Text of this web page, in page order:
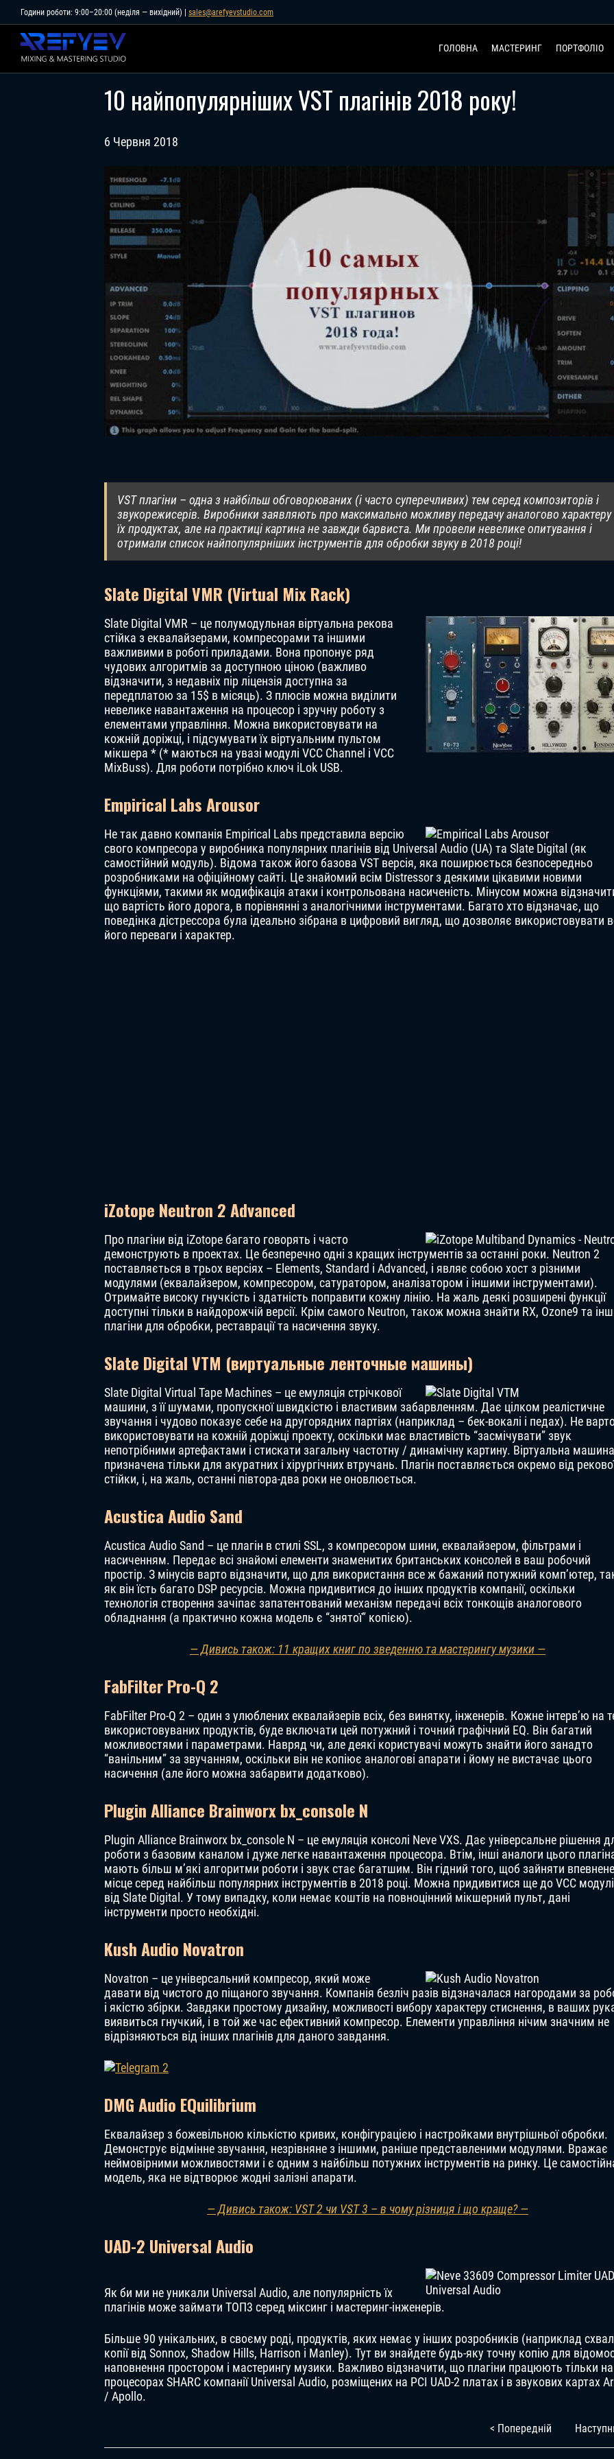
to
content
Години роботи: 9:00–20:00 (неділя — вихідний) | sales@arefyevstudio.com
ГОЛОВНА МАСТЕРИНГ ПОРТФОЛІО
10 найпопулярніших VST плагінів 2018 року!
6 Червня 2018
VST плагіни – одна з найбільш обговорюваних (і часто суперечливих) тем серед композиторів і
звукорежисерів. Виробники заявляють про максимально можливу передачу аналогово характеру
їх продуктах, але на практиці картина не завжди барвиста. Ми провели невелике опитування і
отримали список найпопулярніших інструментів для обробки звуку в 2018 році!
Slate Digital VMR (Virtual Mix Rack)
Slate Digital VMR – це полумодульная віртуальна рекова
стійка з еквалайзерами, компресорами та іншими
важливими в роботі приладами. Вона пропонує ряд
чудових алгоритмів за доступною ціною (важливо
відзначити, з недавніх пір ліцензія доступна за
передплатою за 15$ в місяць). З плюсів можна виділити
невелике навантаження на процесор і зручну роботу з
елементами управління. Можна використовувати на
кожній доріжці, і підсумувати їх віртуальним пультом
мікшера * (* маються на увазі модулі VCC Channel і VCC
MixBuss). Для роботи потрібно ключ iLok USB.
Empirical Labs Arousor
Не так давно компанія Empirical Labs представила версію
свого компресора у виробника популярних плагінів від Universal Audio (UA) та Slate Digital (як
самостійний модуль). Відома також його базова VST версія, яка поширюється безпосередньо
розробниками на офіційному сайті. Це знайомий всім Distressor з деякими цікавими новими
функціями, такими як модифікація атаки і контрольована насиченість. Мінусом можна
що вартість його дорога, в порівнянні з аналогічними інструментами. Багато хто відзначає, що
поведінка дістрессора була ідеально зібрана в цифровий вигляд, що дозволяє використовувати
його переваги і характер.
iZotope Neutron 2 Advanced
Про плагіни від iZotope багато говорять і часто
демонструють в проектах. Це безперечно одні з кращих інструментів за останні роки. Neutron 2
поставляється в трьох версіях – Elements, Standard і Advanced, і являє собою хост з різними
модулями (еквалайзером, компресором, сатуратором, аналізатором і іншими інструментами).
Отримайте високу гнучкість і здатність поправити кожну лінію. На жаль деякі розширені функції
доступні тільки в найдорожчій версії. Крім самого Neutron, також можна знайти RX, Ozone9 та
плагіни для обробки, реставрації та насичення звуку.
Slate Digital VTM (виртуальные ленточные машины)
Slate Digital Virtual Tape Machines – це емуляція стрічкової
машини, з її шумами, пропускної швидкістю і властивим забарвленням. Дає цілком реалістичне
звучання і чудово показує себе на другорядних партіях (наприклад – бек-вокалі і педах). Не
використовувати на кожній доріжці проекту, оскільки має властивість “засмічувати” звук
непотрібними артефактами і стискати загальну частотну / динамічну картину. Віртуальна машина
призначена тільки для акуратних і хірургічних втручань. Плагін поставляється окремо від
стійки, і, на жаль, останні півтора-два роки не оновлюється.
Acustica Audio Sand
Acustica Audio Sand – це плагін в стилі SSL, з компресором шини, еквалайзером, фільтрами і
насиченням. Передає всі знайомі елементи знаменитих британських консолей в ваш робочий
простір. З мінусів варто відзначити, що для використання все ж бажаний потужний комп’ютер,
як він їсть багато DSP ресурсів. Можна придивитися до інших продуктів компанії, оскільки
технологія створення зачіпає запатентований механізм передачі всіх тонкощів аналогового
обладнання (а практично кожна модель є “знятої” копією).
— Дивись також: 11 кращих книг по зведенню та мастерингу музики —
FabFilter Pro-Q 2
FabFilter Pro-Q 2 – один з улюблених еквалайзерів всіх, без винятку, інженерів. Кожне інтерв’ю на
використовуваних продуктів, буде включати цей потужний і точний графічний EQ. Він багатий
можливостями і параметрами. Навряд чи, але деякі користувачі можуть знайти його занадто
“ванільним” за звучанням, оскільки він не копіює аналогові апарати і йому не вистачає цього
насичення (але його можна забарвити додатково).
Plugin Alliance Brainworx bx_console N
Plugin Alliance Brainworx bx_console N – це емуляція консолі Neve VXS. Дає універсальне рішення
роботи з базовим каналом і дуже легке навантаження процесора. Втім, інші аналоги цього
мають більш м’які алгоритми роботи і звук стає багатшим. Він гідний того, щоб зайняти впевнене
місце серед найбільш популярних інструментів в 2018 році. Можна придивитися ще до VCC
від Slate Digital. У тому випадку, коли немає коштів на повноцінний мікшерний пульт, дані
інструменти просто необхідні.
Kush Audio Novatron
Novatron – це універсальний компресор, який може
давати від чистого до піщаного звучання. Компанія безліч разів відзначалася нагородами за
і якістю збірки. Завдяки простому дизайну, можливості вибору характеру стиснення, в ваших
виявиться гнучкий, і в той же час ефективний компресор. Елементи управління нічим значним не
відрізняються від інших плагінів для даного завдання.
DMG Audio EQuilibrium
Еквалайзер з божевільною кількістю кривих, конфігурацією і настройками внутрішньої обробки.
Демонструє відмінне звучання, незрівняне з іншими, раніше представленими модулями. Вражає
неймовірними можливостями і є одним з найбільш потужних інструментів на ринку. Це
модель, яка не відтворює жодні залізні апарати.
— Дивись також: VST 2 чи VST 3 – в чому різниця і що краще? —
UAD-2 Universal Audio
Як би ми не уникали Universal Audio, але популярність їх
плагінів може займати ТОП3 серед міксинг і мастеринг-інженерів.
Більше 90 унікальних, в своєму роді, продуктів, яких немає у інших розробників (наприклад
копії від Sonnox, Shadow Hills, Harrison і Manley). Тут ви знайдете будь-яку точну копію для
наповнення простором і мастерингу музики. Важливо відзначити, що плагіни працюють тільки на
процесорах SHARC компанії Universal Audio, розміщених на PCI UAD-2 платах і в звукових картах
/ Apollo.
< Попередній